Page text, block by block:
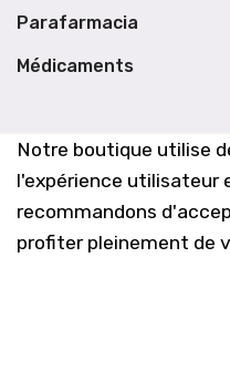
Notre boutique utilise
l'expérience utilisateur
recommandons
profiter pleinement de
Parafarmacia
Médicaments